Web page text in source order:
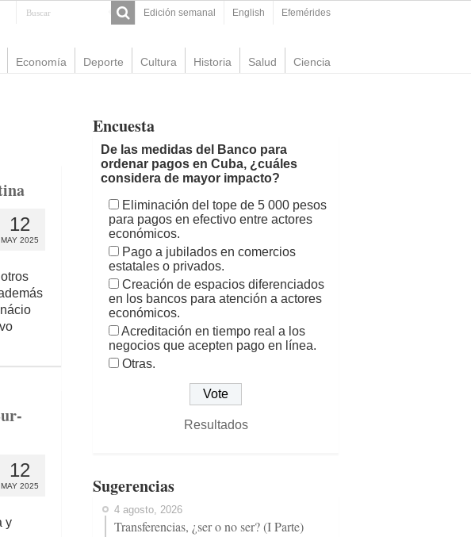
Edición semanal English Efemérides
Economía Deporte Cultura Historia Salud Ciencia
12
MAY 2025
12
MAY 2025
y
Encuesta
De las medidas del Banco para
ordenar pagos en Cuba, ¿cuáles
considera de mayor impacto?
Eliminación del tope de 5 000 pesos
para pagos en efectivo entre actores
económicos.
Pago a jubilados en comercios
estatales o privados.
Creación de espacios diferenciados
en los bancos para atención a actores
económicos.
Acreditación en tiempo real a los
negocios que acepten pago en línea.
Otras.
Resultados
Sugerencias
4 agosto, 2026
Transferencias, ¿ser o no ser? (I Parte)